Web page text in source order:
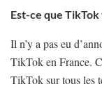
Est-ce que
Il n’y a pas eu
TikTok en France.
TikTok sur tous les